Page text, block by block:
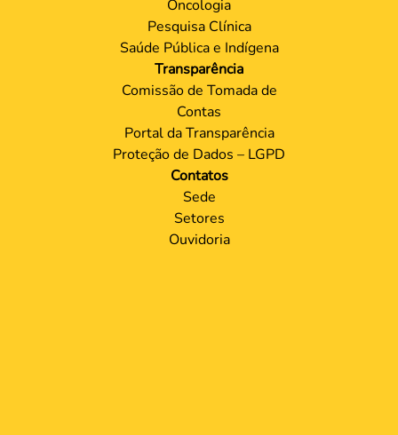
Oncologia
Pesquisa Clínica
Saúde Pública e Indígena
Transparência
Comissão de Tomada de
Contas
Portal da Transparência
Proteção de Dados – LGPD
Contatos
Sede
Setores
Ouvidoria